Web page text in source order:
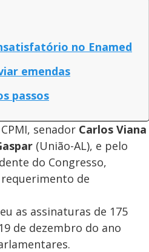
no Enamed
emendas
passos
senador Carlos Viana
(União-AL), e pelo
do Congresso,
requerimento de
as assinaturas de 175
de dezembro do ano